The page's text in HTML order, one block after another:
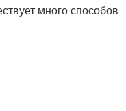
много способов